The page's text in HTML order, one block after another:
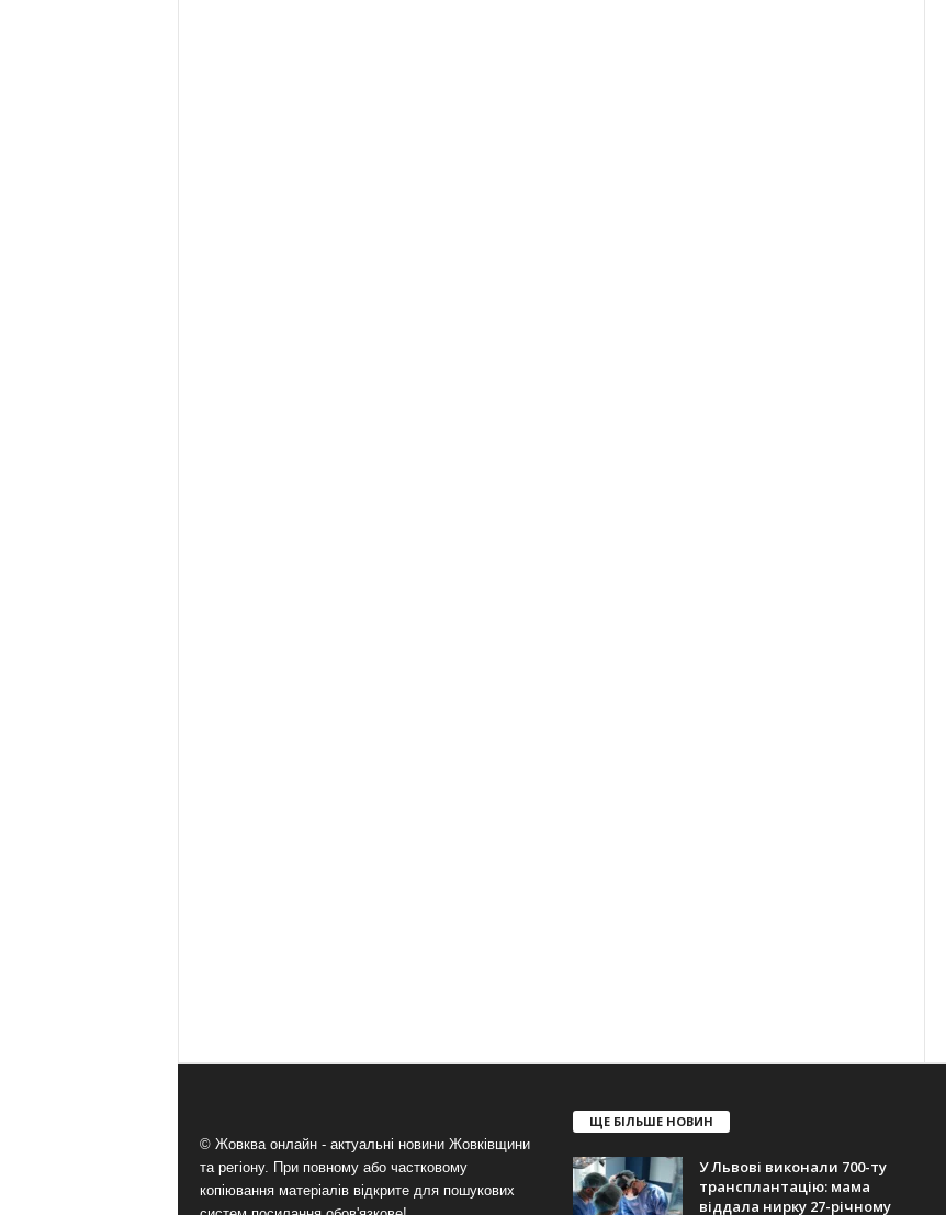
© Жовква онлайн - актуальні новини Жовківщини
та регіону. При повному або частковому
копіювання матеріалів відкрите для пошукових
ЩЕ БІЛЬШЕ НОВИН
У Львові виконали 700-ту
трансплантацію: мама
віддала нирку 27-річному